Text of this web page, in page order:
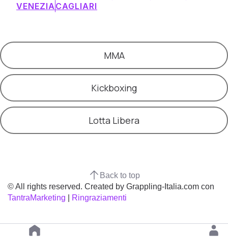
MMA
Kickboxing
Lotta Libera
VENEZIACAGLIARI
Back to top
© All rights reserved. Created by Grappling-Italia.com con
TantraMarketing
Ringraziamenti